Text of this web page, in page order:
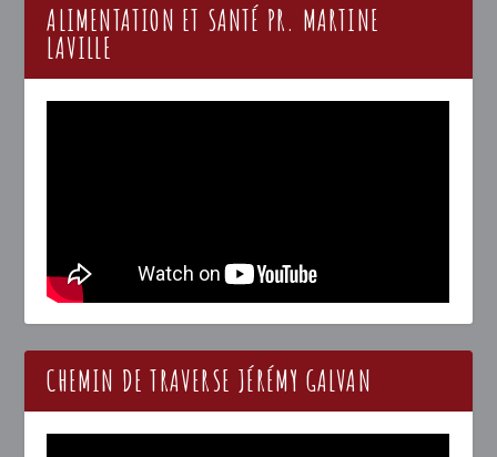
ALIMENTATION ET SANTÉ PR. MARTINE
LAVILLE
CHEMIN DE TRAVERSE JÉRÉMY GALVAN